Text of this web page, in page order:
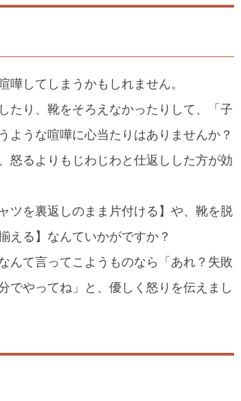
してしまうかもしれません。
たり、靴をそろえなかったりして、「子
ような喧嘩に心当たりはありませんか？
怒るよりもじわじわと仕返しした方が効
ツを裏返しのまま片付ける】や、靴を脱
える】なんていかがですか？
んて言ってこようものなら「あれ？失敗
でやってね」と、優しく怒りを伝えまし